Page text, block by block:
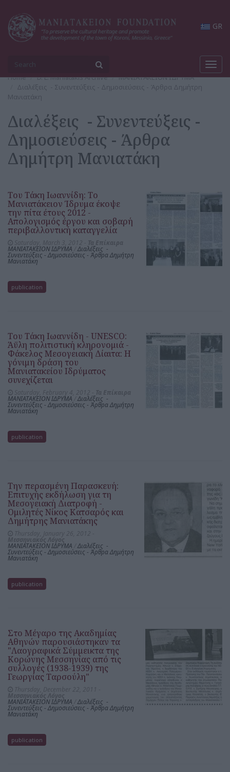
GR
Home D. L. Maniatakis Archive
ΜΑΝΙΑΤΑΚΕΙΟΝ ΙΔΡΥΜΑ
Διαλέξεις - Συνεντεύξεις - Δημοσιεύσεις - Άρθρα Δημήτρη
Μανιατάκη
Διαλέξεις - Συνεντεύξεις -
Δημοσιεύσεις - Άρθρα
Δημήτρη Μανιατάκη
Του Τάκη Ιωαννίδη: Το
Μανιατάκειον Ίδρυμα έκοψε
την πίτα έτους 2012 -
Απολογισμός έργου και σοβαρή
περιβαλλοντική καταγγελία
ΜΑΝΙΑΤΑΚΕΙΟΝ ΙΔΡΥΜΑ Διαλέξεις -
Συνεντεύξεις - Δημοσιεύσεις - Άρθρα Δημήτρη
Μανιατάκη
publication
Του Τάκη Ιωαννίδη - UNESCO:
Άϋλη πολιτιστική κληρονομιά -
Φάκελος Μεσογειακή Δίαιτα: Η
γόνιμη δράση του
Μανιατακείου Ιδρύματος
συνεχίζεται
ΜΑΝΙΑΤΑΚΕΙΟΝ ΙΔΡΥΜΑ Διαλέξεις -
Συνεντεύξεις - Δημοσιεύσεις - Άρθρα Δημήτρη
Μανιατάκη
publication
Την περασμένη Παρασκευή:
Επιτυχής εκδήλωση για τη
Μεσογειακή Διατροφή -
Ομιλητές Νίκος Κατσαρός και
Δημήτρης Μανιατάκης
ΜΑΝΙΑΤΑΚΕΙΟΝ ΙΔΡΥΜΑ Διαλέξεις -
Συνεντεύξεις - Δημοσιεύσεις - Άρθρα Δημήτρη
Μανιατάκη
publication
Στο Μέγαρο της Ακαδημίας
Αθηνών παρουσιάστηκαν τα
"Λαογραφικά Σύμμεικτα της
Κορώνης Μεσσηνίας από τις
συλλογές (1938-1939) της
Γεωργίας Ταρσούλη"
ΜΑΝΙΑΤΑΚΕΙΟΝ ΙΔΡΥΜΑ Διαλέξεις -
Συνεντεύξεις - Δημοσιεύσεις - Άρθρα Δημήτρη
Μανιατάκη
publication